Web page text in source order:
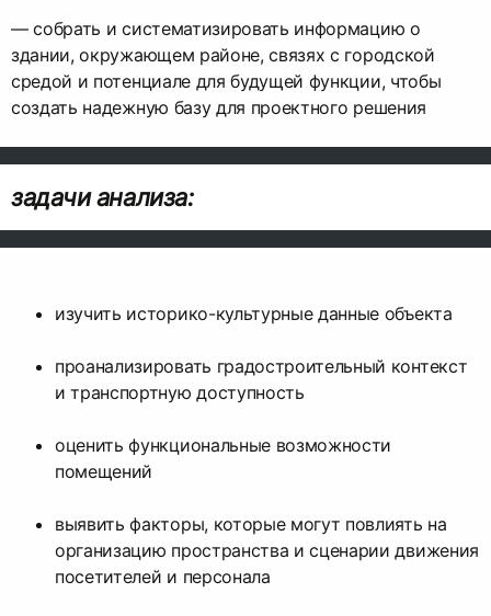
— собрать и систематизировать информацию о
здании, окружающем районе, связях с городской
средой и потенциале для будущей функции, чтобы
создать надежную базу для проектного решения
задачи анализа:
изучить историко-культурные данные объекта
проанализировать градостроительный контекст
и транспортную доступность
оценить функциональные возможности
помещений
выявить факторы, которые могут повлиять на
организацию пространства и сценарии движения
посетителей и персонала